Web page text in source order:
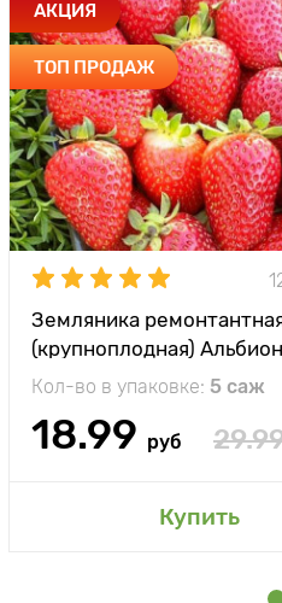
АКЦИЯ
ТОП ПРОДАЖ
Земляника
(крупноплодная) Альбион
Кол-во в упаковке: 5 саж
18.99 руб
Купить